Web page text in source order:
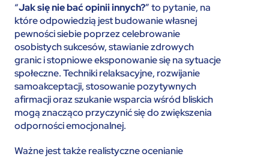
“Jak się nie bać opinii innych?” to pytanie, na
które odpowiedzią jest budowanie własnej
pewności siebie poprzez celebrowanie
osobistych sukcesów, stawianie zdrowych
granic i stopniowe eksponowanie się na sytuacje
społeczne. Techniki relaksacyjne, rozwijanie
samoakceptacji, stosowanie pozytywnych
afirmacji oraz szukanie wsparcia wśród bliskich
mogą znacząco przyczynić się do zwiększenia
odporności emocjonalnej.
Ważne jest także realistyczne ocenianie